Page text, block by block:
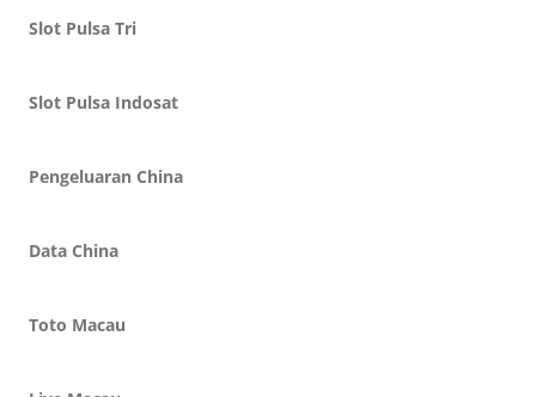
Slot Pulsa Tri
Slot Pulsa Indosat
Pengeluaran China
Data China
Toto Macau